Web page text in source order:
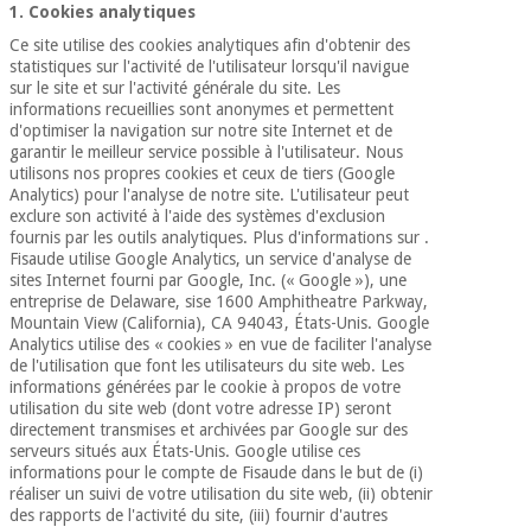
fitness
et
pilates
Sports
et
jeux
Armoires
sanitaires
Vétérinaire
Orthopédie
Instruments
chirurgicaux
(déstockage)
protection
essentiel
pour les
coronavirus
Aérobic,
fitness
et
pilates
Sports
et
jeux
Armoires
sanitaires
1. Cookies analytiques
Ce site utilise des cookies analytiques afin d'obtenir des
statistiques sur l'activité de l'utilisateur lorsqu'il navigue
sur le site et sur l'activité générale du site. Les
informations recueillies sont anonymes et permettent
d'optimiser la navigation sur notre site Internet et de
garantir le meilleur service possible à l'utilisateur. Nous
utilisons nos propres cookies et ceux de tiers (Google
Analytics) pour l'analyse de notre site. L'utilisateur peut
exclure son activité à l'aide des systèmes d'exclusion
fournis par les outils analytiques. Plus d'informations sur .
Fisaude utilise Google Analytics, un service d'analyse de
sites Internet fourni par Google, Inc. (« Google »), une
entreprise de Delaware, sise 1600 Amphitheatre Parkway,
Mountain View (California), CA 94043, États-Unis. Google
Analytics utilise des « cookies » en vue de faciliter l'analyse
de l'utilisation que font les utilisateurs du site web. Les
informations générées par le cookie à propos de votre
utilisation du site web (dont votre adresse IP) seront
directement transmises et archivées par Google sur des
serveurs situés aux États-Unis. Google utilise ces
informations pour le compte de Fisaude dans le but de (i)
réaliser un suivi de votre utilisation du site web, (ii) obtenir
des rapports de l'activité du site, (iii) fournir d'autres